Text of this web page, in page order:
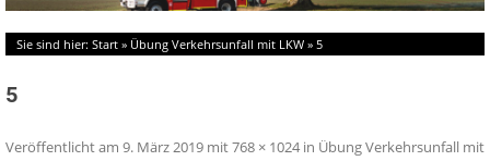
Sie sind hier: Start » Übung Verkehrsunfall mit LKW » 5
5
Veröffentlicht am 9. März 2019 mit768 × 1024 in Übung Verkehrsunfall mit